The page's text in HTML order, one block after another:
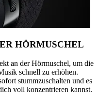
HÖRMUSCHEL
an der Hörmuschel, um die
schnell zu erhöhen.
stummzuschalten und es
voll konzentrieren kannst.